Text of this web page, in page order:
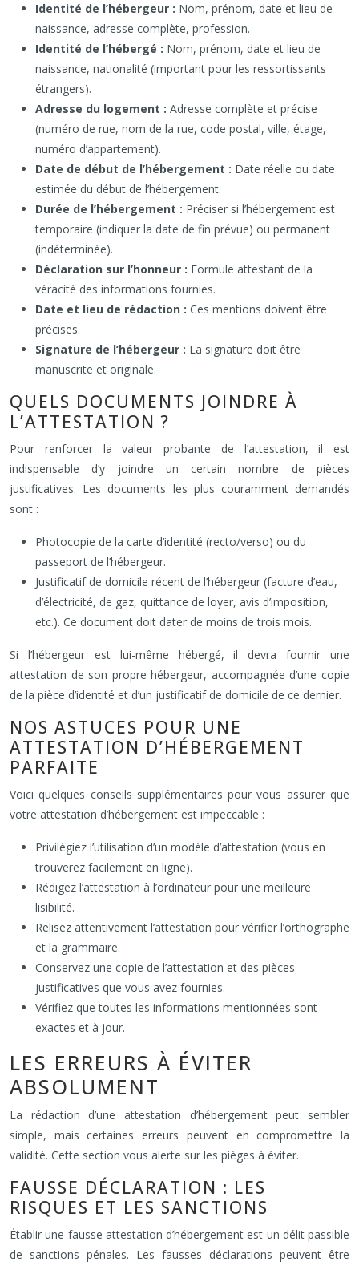
Identité de l’hébergeur : Nom, prénom, date et lieu de
naissance, adresse complète, profession.
Identité de l’hébergé : Nom, prénom, date et lieu de
naissance, nationalité (important pour les ressortissants
étrangers).
Adresse du logement : Adresse complète et précise
(numéro de rue, nom de la rue, code postal, ville, étage,
numéro d’appartement).
Date de début de l’hébergement : Date réelle ou date
estimée du début de l’hébergement.
Durée de l’hébergement : Préciser si l’hébergement est
temporaire (indiquer la date de fin prévue) ou permanent
(indéterminée).
Déclaration sur l’honneur : Formule attestant de la
véracité des informations fournies.
Date et lieu de rédaction : Ces mentions doivent être
précises.
Signature de l’hébergeur : La signature doit être
manuscrite et originale.
QUELS DOCUMENTS JOINDRE À
L’ATTESTATION ?
Pour renforcer la valeur probante de l’attestation, il est
indispensable d’y joindre un certain nombre de pièces
justificatives. Les documents les plus couramment demandés
sont :
Photocopie de la carte d’identité (recto/verso) ou du
passeport de l’hébergeur.
Justificatif de domicile récent de l’hébergeur (facture d’eau,
d’électricité, de gaz, quittance de loyer, avis d’imposition,
etc.). Ce document doit dater de moins de trois mois.
Si l’hébergeur est lui-même hébergé, il devra fournir une
attestation de son propre hébergeur, accompagnée d’une copie
de la pièce d’identité et d’un justificatif de domicile de ce dernier.
NOS ASTUCES POUR UNE
ATTESTATION D’HÉBERGEMENT
PARFAITE
Voici quelques conseils supplémentaires pour vous assurer que
votre attestation d’hébergement est impeccable :
Privilégiez l’utilisation d’un modèle d’attestation (vous en
trouverez facilement en ligne).
Rédigez l’attestation à l’ordinateur pour une meilleure
lisibilité.
Relisez attentivement l’attestation pour vérifier l’orthographe
et la grammaire.
Conservez une copie de l’attestation et des pièces
justificatives que vous avez fournies.
Vérifiez que toutes les informations mentionnées sont
exactes et à jour.
LES ERREURS À ÉVITER
ABSOLUMENT
La rédaction d’une attestation d’hébergement peut sembler
simple, mais certaines erreurs peuvent en compromettre la
validité. Cette section vous alerte sur les pièges à éviter.
FAUSSE DÉCLARATION : LES
RISQUES ET LES SANCTIONS
Établir une fausse attestation d’hébergement est un délit passible
de sanctions pénales. Les fausses déclarations peuvent être